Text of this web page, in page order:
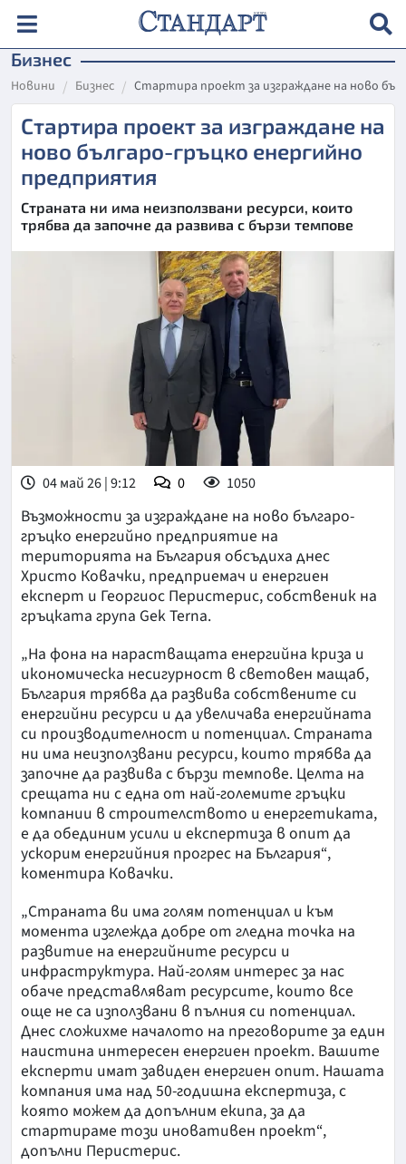
Бизнес
Новини Бизнес Стартира проект за изграждане на ново
Стартира проект за изграждане на
ново българо-гръцко енергийно
предприятия
Страната ни има неизползвани ресурси, които
трябва да започне да развива с бързи темпове
04 май 26 | 9:12 0 1050
Възможности за изграждане на ново българо-
гръцко енергийно предприятие на
територията на България обсъдиха днес
Христо Ковачки, предприемач и енергиен
експерт и Георгиос Перистерис, собственик на
гръцката група Gek Terna.
„На фона на нарастващата енергийна криза и
икономическа несигурност в световен мащаб,
България трябва да развива собствените си
енергийни ресурси и да увеличава енергийната
си производителност и потенциал. Страната
ни има неизползвани ресурси, които трябва да
започне да развива с бързи темпове. Целта на
срещата ни с една от най-големите гръцки
компании в строителството и енергетиката,
е да обединим усили и експертиза в опит да
ускорим енергийния прогрес на България“,
коментира Ковачки.
„Страната ви има голям потенциал и към
момента изглежда добре от гледна точка на
развитие на енергийните ресурси и
инфраструктура. Най-голям интерес за нас
обаче представляват ресурсите, които все
още не са използвани в пълния си потенциал.
Днес сложихме началото на преговорите за един
наистина интересен енергиен проект. Вашите
експерти имат завиден енергиен опит. Нашата
компания има над 50-годишна експертиза, с
която можем да допълним екипа, за да
стартираме този иновативен проект“,
допълни Перистерис.